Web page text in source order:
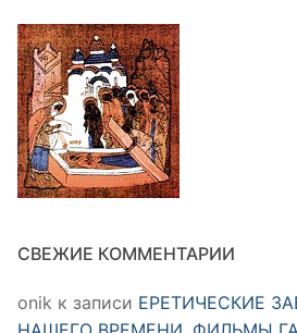
СВЕЖИЕ КОММЕНТАРИИ
onik к записи ЕРЕТИЧЕСКИЕ